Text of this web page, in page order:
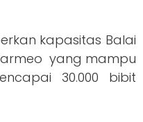
kapasitas Balai
yang mampu
30.000 bibit